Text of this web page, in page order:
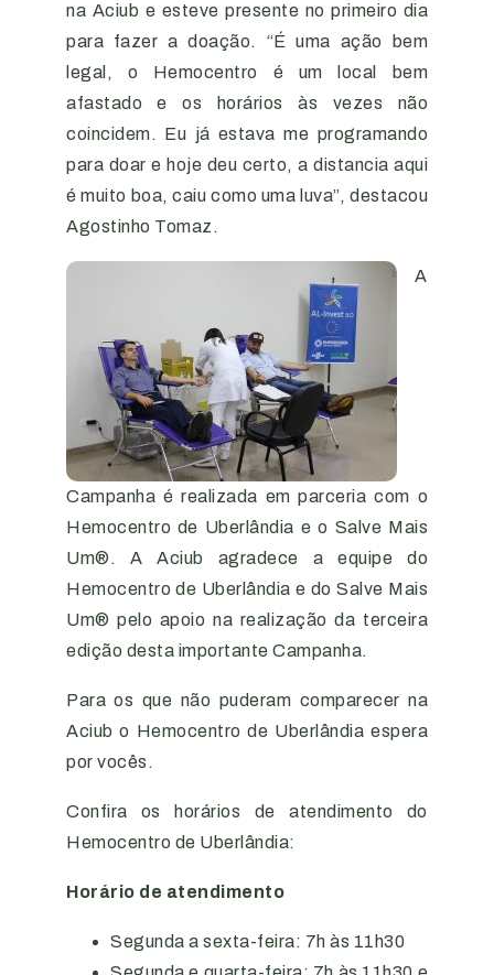
na Aciub e esteve presente no primeiro dia
para fazer a doação. “É uma ação bem
legal, o Hemocentro é um local bem
afastado e os horários às vezes não
coincidem. Eu já estava me programando
para doar e hoje deu certo, a distancia aqui
é muito boa, caiu como uma luva”, destacou
Agostinho Tomaz.
A
Campanha é realizada em parceria com o
Hemocentro de Uberlândia e o Salve Mais
Um®. A Aciub agradece a equipe do
Hemocentro de Uberlândia e do Salve Mais
Um® pelo apoio na realização da terceira
edição desta importante Campanha.
Para os que não puderam comparecer na
Aciub o Hemocentro de Uberlândia espera
por vocês.
Confira os horários de atendimento do
Hemocentro de Uberlândia:
Horário de atendimento
Segunda a sexta-feira: 7h às 11h30